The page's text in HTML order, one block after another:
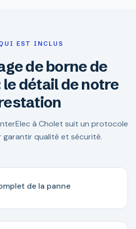
EST INCLUS
de borne de
détail de notre
à Cholet suit un protocole
garantir qualité et sécurité.
de la panne